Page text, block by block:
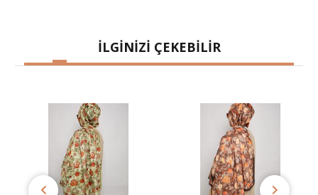
İLGİNİZİ ÇEKEBİLİR